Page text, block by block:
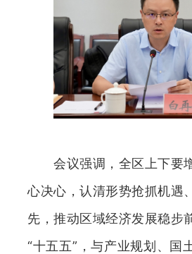
会议强调，全区上下要
心决心，认清形势抢抓机遇
先，推动区域经济发展稳步
“十五五”，与产业规划、国